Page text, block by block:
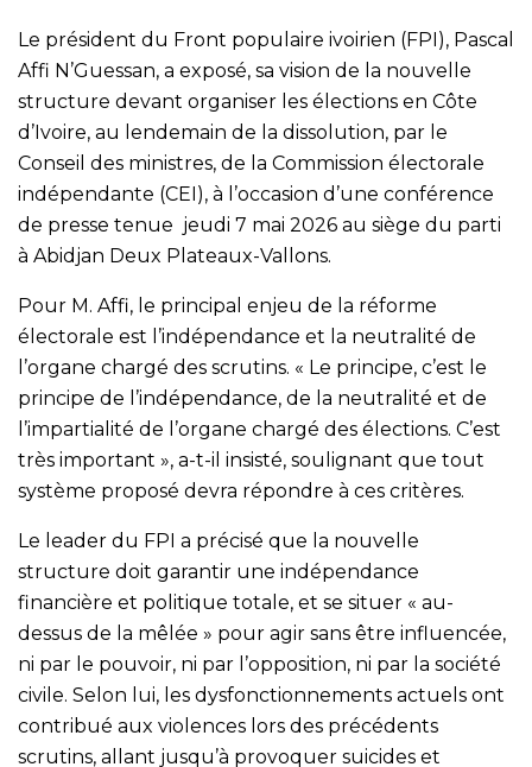
Le président du Front populaire ivoirien (FPI), Pascal
Affi N’Guessan, a exposé, sa vision de la nouvelle
structure devant organiser les élections en Côte
d’Ivoire, au lendemain de la dissolution, par le
Conseil des ministres, de la Commission électorale
indépendante (CEI), à l’occasion d’une conférence
de presse tenue jeudi 7 mai 2026 au siège du parti
à Abidjan Deux Plateaux-Vallons.
Pour M. Affi, le principal enjeu de la réforme
électorale est l’indépendance et la neutralité de
l’organe chargé des scrutins. « Le principe, c’est le
principe de l’indépendance, de la neutralité et de
l’impartialité de l’organe chargé des élections. C’est
très important », a-t-il insisté, soulignant que tout
système proposé devra répondre à ces critères.
Le leader du FPI a précisé que la nouvelle
structure doit garantir une indépendance
financière et politique totale, et se situer « au-
dessus de la mêlée » pour agir sans être influencée,
ni par le pouvoir, ni par l’opposition, ni par la société
civile. Selon lui, les dysfonctionnements actuels ont
contribué aux violences lors des précédents
scrutins, allant jusqu’à provoquer suicides et